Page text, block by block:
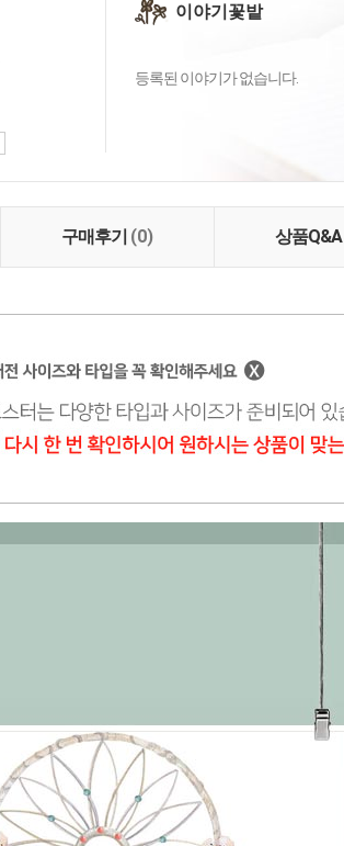
이야기꽃밭
등록된 이야기가 없습니다.
구매후기 (0) 상품Q&A